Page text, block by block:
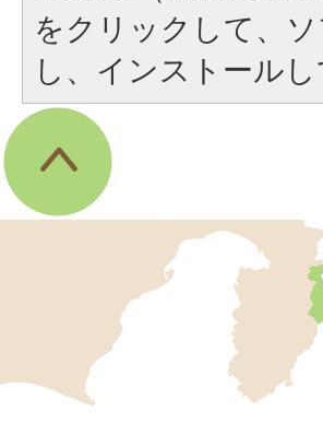
をクリックして、
し、インストール